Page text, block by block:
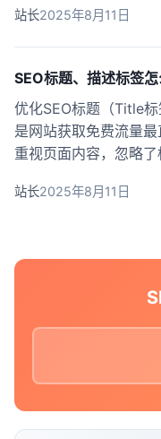
也能大幅提高网站的收
何系统提升收录率，
站长2025年8月11日
SEO标题、描述标签怎
优化SEO标题（Title
是网站获取免费流量
重视页面内容，忽略了
述标签不难写，只要掌
站长2025年8月11日